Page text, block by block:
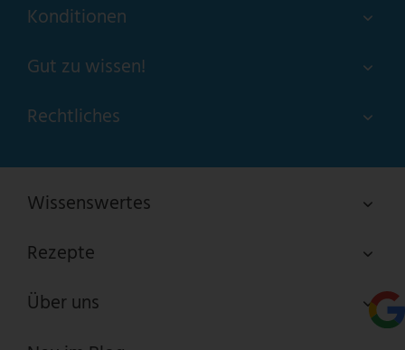
Konditionen
Gut zu wissen!
Rechtliches
Wissenswertes
Rezepte
Über uns